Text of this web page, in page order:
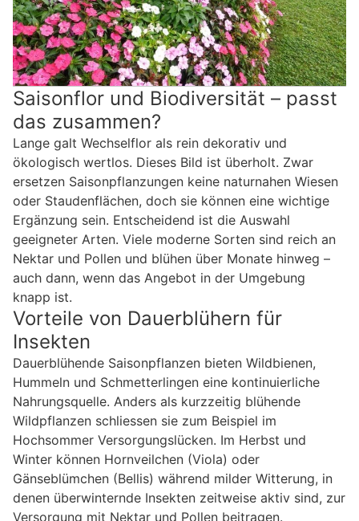
Saisonflor und Biodiversität – passt
das zusammen?
Lange galt Wechselflor als rein dekorativ und
ökologisch wertlos. Dieses Bild ist überholt. Zwar
ersetzen Saisonpflanzungen keine naturnahen Wiesen
oder Staudenflächen, doch sie können eine wichtige
Ergänzung sein. Entscheidend ist die Auswahl
geeigneter Arten. Viele moderne Sorten sind reich an
Nektar und Pollen und blühen über Monate hinweg –
auch dann, wenn das Angebot in der Umgebung
knapp ist.
Vorteile von Dauerblühern für
Insekten
Dauerblühende Saisonpflanzen bieten Wildbienen,
Hummeln und Schmetterlingen eine kontinuierliche
Nahrungsquelle. Anders als kurzzeitig blühende
Wildpflanzen schliessen sie zum Beispiel im
Hochsommer Versorgungslücken. Im Herbst und
Winter können Hornveilchen (Viola) oder
Gänseblümchen (Bellis) während milder Witterung, in
denen überwinternde Insekten zeitweise aktiv sind, zur
Versorgung mit Nektar und Pollen beitragen.